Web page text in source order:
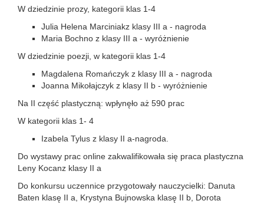
W dziedzinie prozy, kategorii klas 1-4
Julia Helena Marciniakz klasy III a - nagroda
Maria Bochno z klasy III a - wyróżnienie
W dziedzinie poezji, w kategorii klas 1-4
Magdalena Romańczyk z klasy III a - nagroda
Joanna Mikołajczyk z klasy II b - wyróżnienie
Na II część plastyczną: wpłynęło aż 590 prac
W kategorii klas 1- 4
Izabela Tylus z klasy II a-nagroda.
Do wystawy prac online zakwalifikowała się praca plastyczna
Leny Kocanz klasy II a
Do konkursu uczennice przygotowały nauczycielki: Danuta
Baten klasę II a, Krystyna Bujnowska klasę II b, Dorota